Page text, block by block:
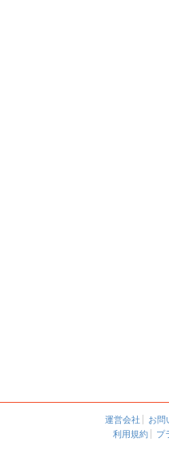
運営会社 お問
利用規約
プ